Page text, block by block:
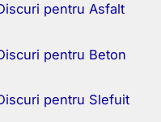
pentru Asfalt
pentru Beton
pentru Slefuit